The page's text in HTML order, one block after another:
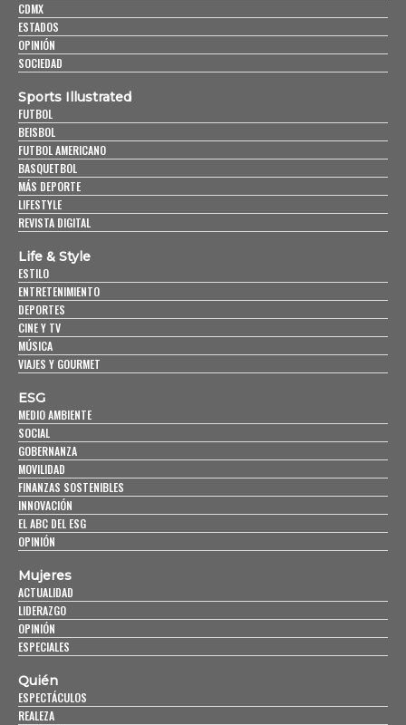
CDMX
ESTADOS
OPINIÓN
SOCIEDAD
Sports Illustrated
FUTBOL
BEISBOL
FUTBOL AMERICANO
BASQUETBOL
MÁS DEPORTE
LIFESTYLE
REVISTA DIGITAL
Life & Style
ESTILO
ENTRETENIMIENTO
DEPORTES
CINE Y TV
MÚSICA
VIAJES Y GOURMET
ESG
MEDIO AMBIENTE
SOCIAL
GOBERNANZA
MOVILIDAD
FINANZAS SOSTENIBLES
INNOVACIÓN
EL ABC DEL ESG
OPINIÓN
Mujeres
ACTUALIDAD
LIDERAZGO
OPINIÓN
ESPECIALES
Quién
ESPECTÁCULOS
REALEZA